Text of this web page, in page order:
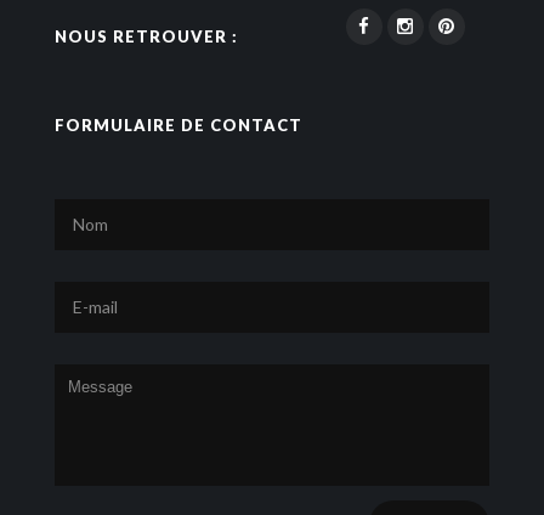
NOUS RETROUVER :
FORMULAIRE DE CONTACT